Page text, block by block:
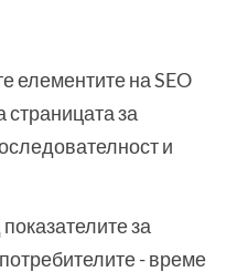
елементите на SEO
страницата за
и
за
- време